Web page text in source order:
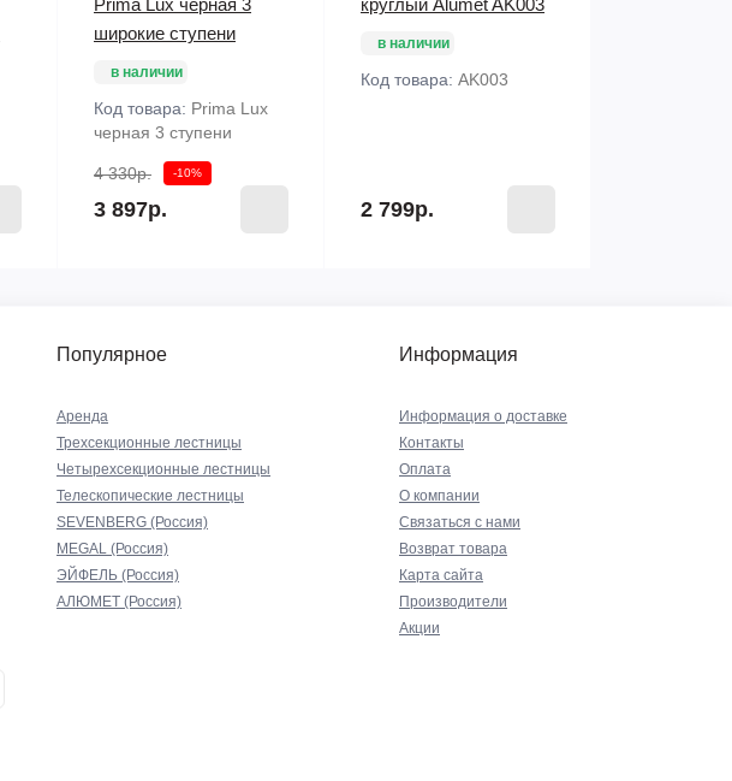
Prima Lux черная 3
широкие ступени
в наличии
Код товара: Prima Lux
черная 3 ступени
4 330р. -10%
3 897р.
круглый Alumet AK003
в наличии
Код товара: AK003
2 799р.
Популярное
Аренда
Трехсекционные лестницы
Четырехсекционные лестницы
Телескопические лестницы
SEVENBERG (Россия)
MEGAL (Россия)
ЭЙФЕЛЬ (Россия)
АЛЮМЕТ (Россия)
Информация
Информация о доставке
Контакты
Оплата
О компании
Связаться с нами
Возврат товара
Карта сайта
Производители
Акции